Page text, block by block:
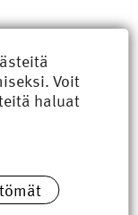
Voit
haluat